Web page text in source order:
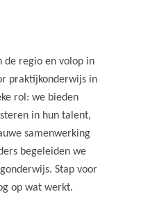
de regio en volop in
praktijkonderwijs in
rol: we bieden
in hun talent,
samenwerking
begeleiden we
Stap voor
op wat werkt.